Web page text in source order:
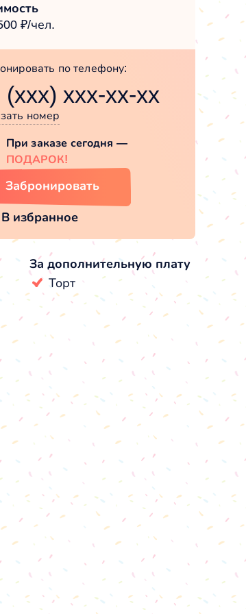
₽/чел.
по телефону:
(xxx) xxx-xx-xx
номер
При заказе сегодня —
ПОДАРОК!
Забронировать
За дополнительную плату
Торт